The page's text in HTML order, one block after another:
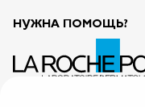
НУЖНА ПОМОЩЬ?